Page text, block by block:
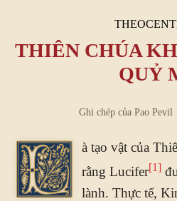
THIÊN CHÚA
QUỶ
Ghi chép của Pao Pevil
L
à tạo vật của
rằng Lucifer 1
lành. Thực tế,